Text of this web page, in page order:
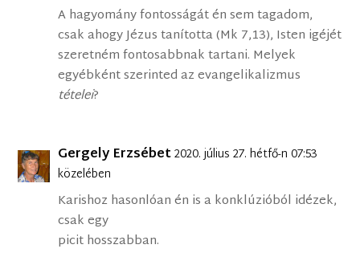
A hagyomány fontosságát én sem tagadom,
csak ahogy Jézus tanította (Mk 7,13), Isten igéjét
szeretném fontosabbnak tartani. Melyek
egyébként szerinted az evangelikalizmus
tételei?
Gergely Erzsébet2020. július 27. hétfő-n 07:53
közelében
Karishoz hasonlóan én is a konklúzióból idézek,
csak egy
picit hosszabban.